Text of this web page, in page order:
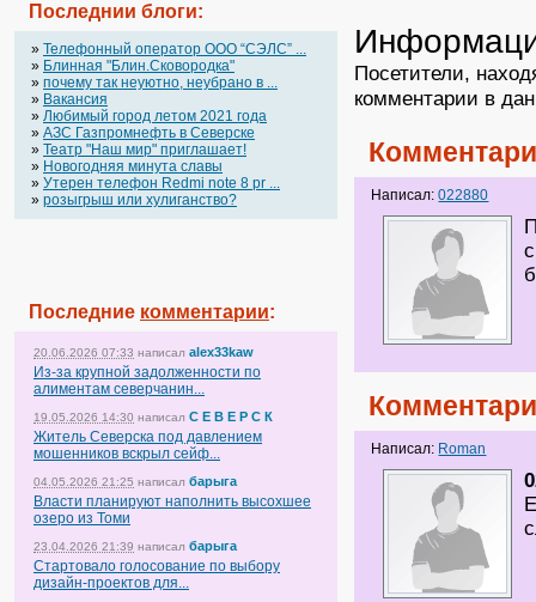
Последнии блоги:
» Телефонный оператор OOO “СЭЛС” ...
» Блинная "Блин.Сковородка"
» почему так неуютно, неубрано в ...
» Вакансия
» Любимый город летом 2021 года
» АЗС Газпромнефть в Северске
» Театр "Наш мир" приглашает!
» Новогодняя минута славы
» Утерен телефон Redmi note 8 pr ...
» розыгрыш или хулиганство?
Последние комментарии:
20.06.2026 07:33 написал alex33kaw
Из-за крупной задолженности по
алиментам северчанин...
19.05.2026 14:30 написал С Е В Е Р С К
Житель Северска под давлением
мошенников вскрыл сейф...
04.05.2026 21:25 написал барыга
Власти планируют наполнить высохшее
озеро из Томи
23.04.2026 21:39 написал барыга
Стартовало голосование по выбору
дизайн-проектов для...
Посетители,
комментарии в
Написал:022880
Написал: Roman